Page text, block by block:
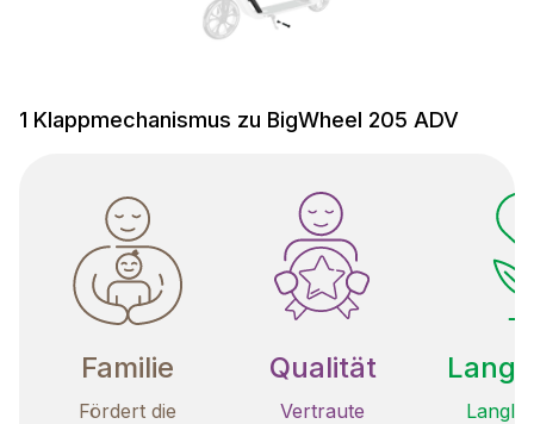
1 Klappmechanismus zu BigWheel 205 ADV
Familie
Fördert die
Qualität
Vertraute